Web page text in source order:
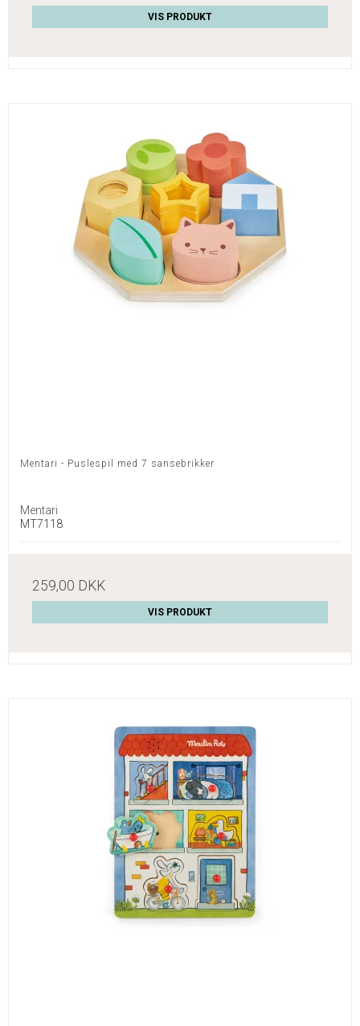
VIS PRODUKT
Mentari - Puslespil med 7 sansebrikker
Mentari
MT7118
259,00 DKK
VIS PRODUKT